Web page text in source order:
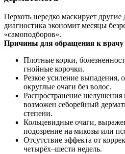
Перхоть нередко маскирует
диагностика экономит месяцы
«самоподборов».
Причины для обращения к врачу
Плотные корки,
гнойные корочки.
Резкое усиление выпадения,
округлые очаги без волос.
Распространение
возможен себорейный
степени.
Кольцевидные очаги,
подозрение на микозы или
Отсутствие эффекта от
четырёх–шести недель.